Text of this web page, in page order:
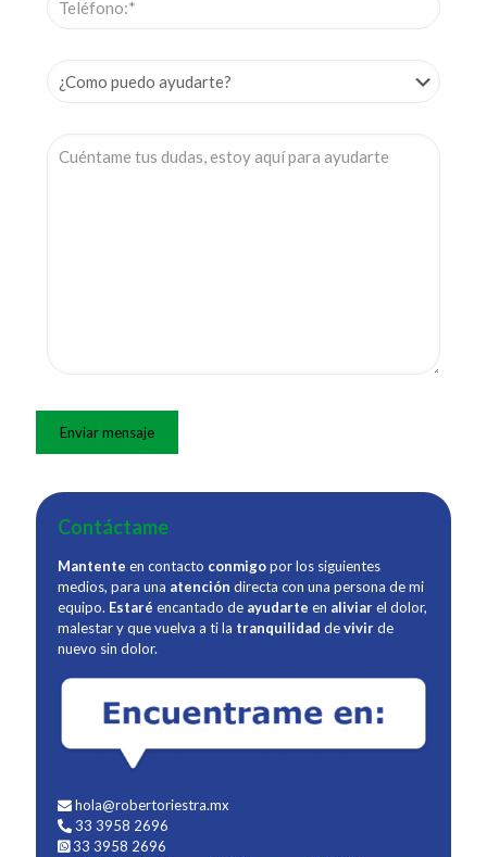
Contáctame
Mantente en contacto conmigopor los siguientes
medios, para una atención directa con una persona de mi
equipo. Estaré encantado de ayudarte en aliviarel dolor,
malestar y que vuelva a ti la tranquilidad devivirde
nuevo sin dolor.
hola@robertoriestra.mx
33 3958 2696
33 3958 2696